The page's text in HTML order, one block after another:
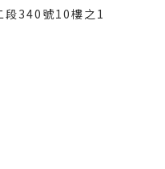
段340號10樓之1